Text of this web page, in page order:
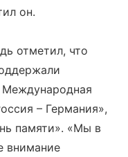
он.
отметил, что
Международная
– Германия»,
памяти». «Мы в
внимание